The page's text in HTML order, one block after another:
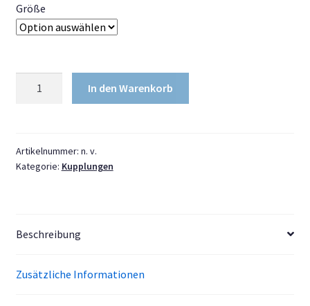
Größe
Feder
2
In den Warenkorb
Artikelnummer: n. v.
Kategorie: Kupplungen
Beschreibung
Zusätzliche Informationen